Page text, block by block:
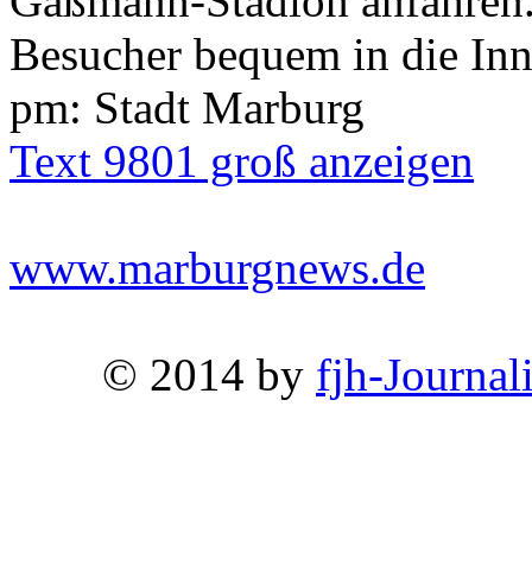
Besucher bequem in die
pm: Stadt Marburg
Text 9801 groß anzeigen
www.marburgnews.de
© 2014 by fjh-